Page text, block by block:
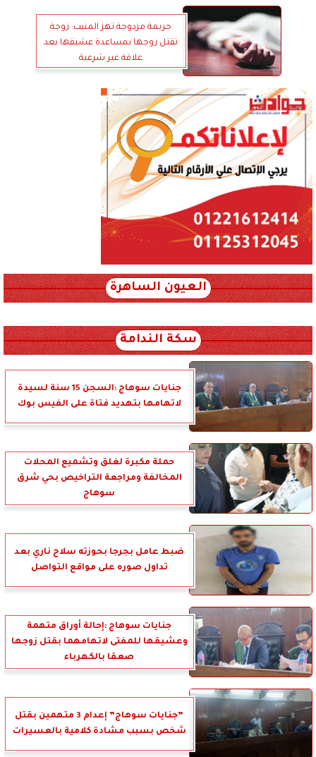
جريمة مزدوجة تهز المنيب: زوجة
تقتل زوجها بمساعدة عشيقها بعد
علاقة غير شرعية
العيون الساهرة
سكة الندامة
جنايات سوهاج :السجن 15 سنة لسيدة
لاتهامها بتهديد فتاة على الفيس بوك
حملة مكبرة لغلق وتشميع المحلات
المخالفة ومراجعة التراخيص بحي شرق
سوهاج
ضبط عامل بجرجا بحوزته سلاح ناري بعد
تداول صوره على مواقع التواصل
جنايات سوهاج :إحالة أوراق متهمة
وعشيقها للمفتى لاتهامهما بقتل زوجها
صعقا بالكهرباء
”جنايات سوهاج” إعدام 3 متهمين بقتل
شخص بسبب مشادة كلامية بالعسيرات